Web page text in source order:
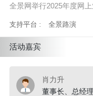
全景网举行2025年度网上
支持平台 : 全景路演
活动嘉宾
肖力升
董事长、总经理